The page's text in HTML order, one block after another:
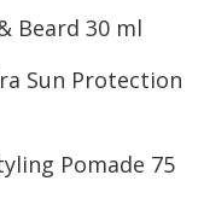
Beard 30 ml
Sun Protection
Pomade 75